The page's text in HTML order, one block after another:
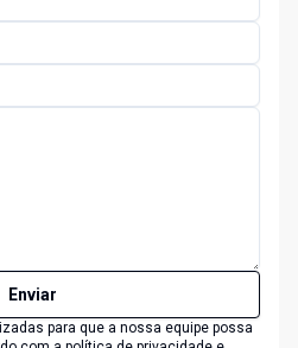
Enviar
para que a nossa equipe possa